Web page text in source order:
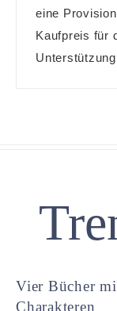
eine
Kaufpreis für
Vier Bücher
Charakteren